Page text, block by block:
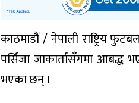
काठमाडौं / नेपाली राष्ट्रिय
पर्सिजा जाकार्तासँगमा आबद्ध
भएका छन् ।